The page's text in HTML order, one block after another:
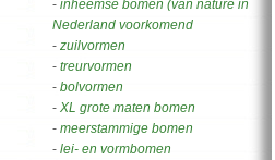
- inheemse bomen (van nature in
Nederland voorkomend
- zuilvormen
- treurvormen
- bolvormen
- XL grote maten bomen
- meerstammige bomen
- lei- en vormbomen